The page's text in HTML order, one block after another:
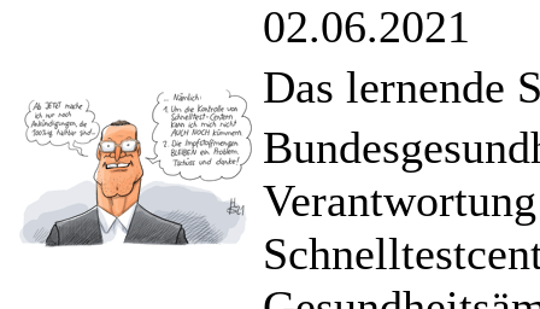
02.06.2021
Das lernende